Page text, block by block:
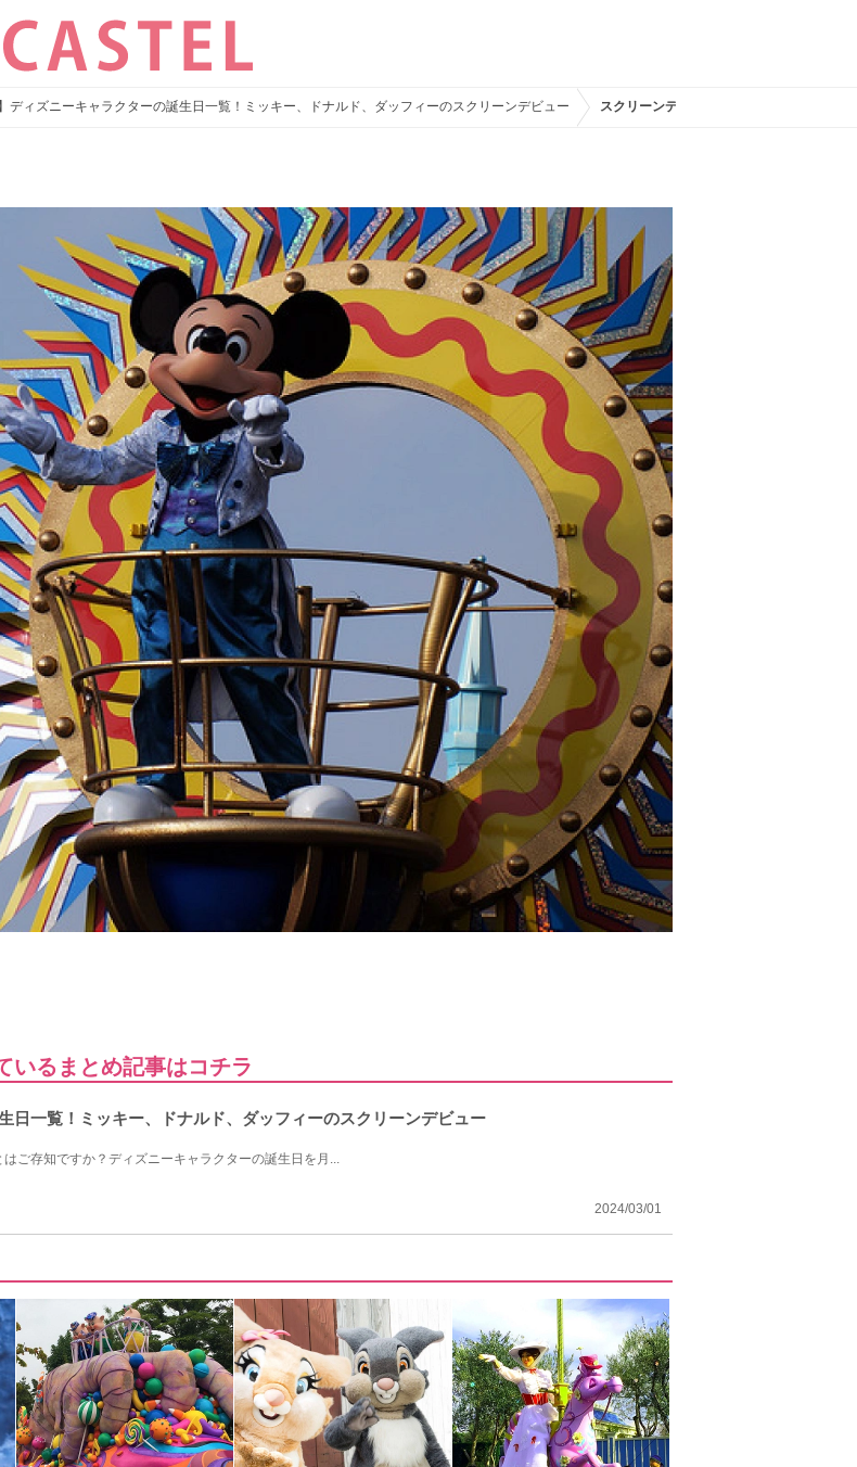
】ディズニーキャラクターの誕生日一覧！ミッキー、ドナルド、ダッフィーのスクリーンデビュー スクリーンデビューが誕生日
いるまとめ記事はコチラ
日一覧！ミッキー、ドナルド、ダッフィーのスクリーンデビュー
ご存知ですか？ディズニーキャラクターの誕生日を月...
2024/03/01